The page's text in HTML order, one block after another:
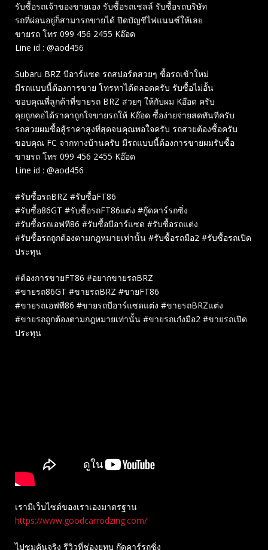
รับซื้อรถเจ้าของขายเอง รับซื้อรถเชลล์ รับซื้อรถบริษัท
รถที่ผ่อนอยู่ก็สามารถขายได้ ปิดบัญชีไฟแนนซ์ให้เลย
ขายรถ โทร 099 456 2455 Kอ๊อด
Line id : @aod456
Subaru BRZ บีอาร์แซด รถสปอร์ตสวยๆ ซื้อรถเข้าใหม่
มีรถแบบนี้ต้องการขาย โทรหาได้ตลอดครับ รับซื้อไม่อั้น
ขอบคุณพี่ลูกค้าที่ขายรถ BRZ สวยๆ ให้กับผม Kอ๊อด ครับ
คุยถูกคอได้ราคาถูกใจขายรถให้ Kอ๊อด ซื้อง่ายจ่ายสดทันทีครับ
รถสวยผมซื้อสู้ราคาสูงที่สุดจนคุณพอใจครับ รถสวยต้องซื้อครับ
ขอบคุณ FC จากทางบ้านครับ มีรถแบบนี้ต้องการขายผมรับซื้อ
ขายรถ โทร 099 456 2455 Kอ๊อด
Line id : @aod456
#รับซื้อรถBRZ #รับซื้อFT86
#รับซื้อ86GT #รับซื้อรถFT86แต่ง #กู๊ดคาร์รถซิ่ง
#รับซื้อรถเอฟที86 #รับซื้อบีอาร์แซด #รับซื้อรถแต่ง
#รับซื้อรถถูกต้องตามกฎหมายเท่านั้น #รับซื้อรถมือ2 #รับซื้อรถเปิด
ประทุน
#ต้องการขายFT86 #อยากขายรถBRZ
#ขายรถ86GT #ขายรถBRZ #ขายFT86
#ขายรถเอฟที86 #ขายรถบีอาร์แซดแต่ง #ขายรถBRZแต่ง
#ขายรถถูกต้องตามกฎหมายเท่านั้น #ขายรถเก๋งมือ2 #ขายรถเปิด
ประทุน
เรามีเว็บไซต์ของเราเองมาตรฐาน
https://www.goodcarrodzing.com/
ไปชมคันจริง รีวิวที่ช่องยู​ทูบ​ กู๊ดคาร์รถซิ่ง